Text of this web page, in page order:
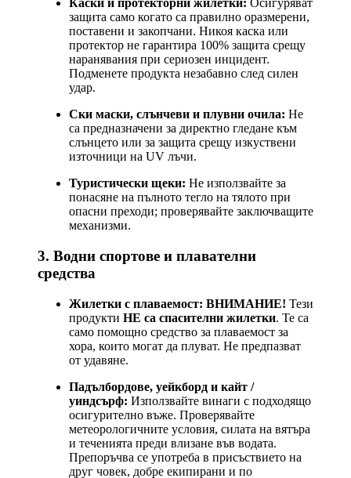
Каски и протекторни жилетки: Осигуряват
защита само когато са правилно оразмерени,
поставени и закопчани. Никоя каска или
протектор не гарантира 100% защита срещу
наранявания при сериозен инцидент.
Подменете продукта незабавно след силен
удар.
Ски маски, слънчеви и плувни очила: Не
са предназначени за директно гледане към
слънцето или за защита срещу изкуствени
източници на UV лъчи.
Туристически щеки: Не използвайте за
понасяне на пълното тегло на тялото при
опасни преходи; проверявайте заключващите
механизми.
3. Водни спортове и плавателни
средства
Жилетки с плаваемост: ВНИМАНИЕ! Тези
продукти НЕ са спасителни жилетки. Те са
само помощно средство за плаваемост за
хора, които могат да плуват. Не предпазват
от удавяне.
Падълбордове, уейкборд и кайт /
уиндсърф: Използвайте винаги с подходящо
осигурително въже. Проверявайте
метеорологичните условия, силата на вятъра
и теченията преди влизане във водата.
Препоръчва се употреба в присъствието на
друг човек, добре екипирани и по